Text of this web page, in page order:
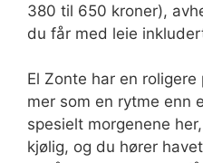
380 til 650 kroner),
du får med leie
El Zonte har en
mer som en rytme enn
spesielt morgenene
kjølig, og du hører